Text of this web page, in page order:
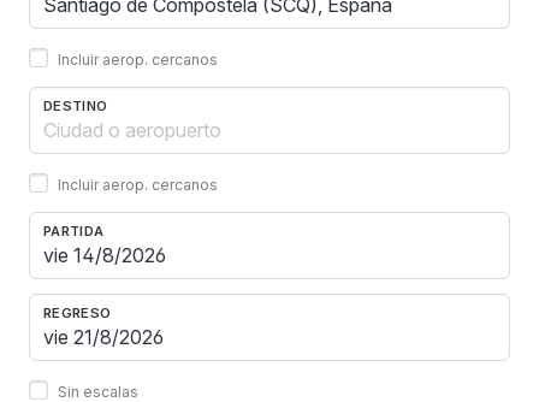
Incluir aerop. cercanos
DESTINO
Incluir aerop. cercanos
PARTIDA
REGRESO
Sin escalas